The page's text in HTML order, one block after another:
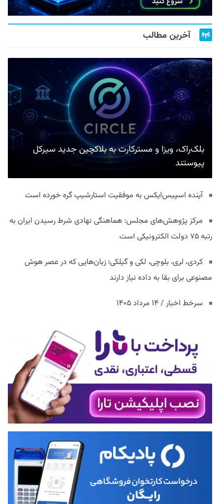
آخرین مطالب
بلک‌راک، ویزا و مسترکارت به بلاکچین جدید سیرکل
پیوستند
آینده اسپیس‌ایکس به موفقیت استارشیپ گره خورده است
مرکز پژوهش‌های مجلس: هماهنگی نهادی شرط رسیدن ایران به
رتبه ۷۵ دولت الکترونیکی است
کردی، لری، بلوچی، لکی و گیلکی؛ زبان‌هایی که در عصر هوش
مصنوعی برای بقا به داده نیاز دارند
سرخط اخبار / ۱۴ مرداد ۱۴۰۵